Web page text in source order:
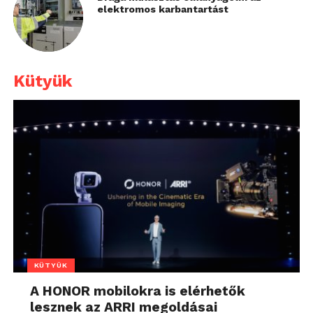
elektromos karbantartást
Kütyük
KÜTYÜK
A HONOR mobilokra is elérhetők
lesznek az ARRI megoldásai